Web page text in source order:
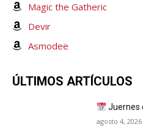
Magic the Gatheric
Devir
Asmodee
ÚLTIMOS ARTÍCULOS
Juernes
agosto 4, 2026